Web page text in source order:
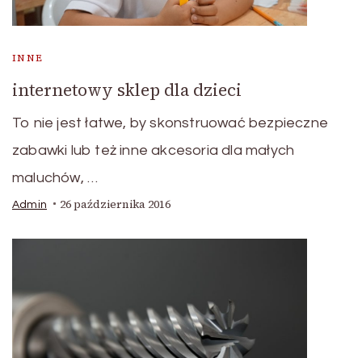
INNE
internetowy sklep dla dzieci
To nie jest łatwe, by skonstruować bezpieczne
zabawki lub też inne akcesoria dla małych
maluchów, …
Admin 26 października 2016